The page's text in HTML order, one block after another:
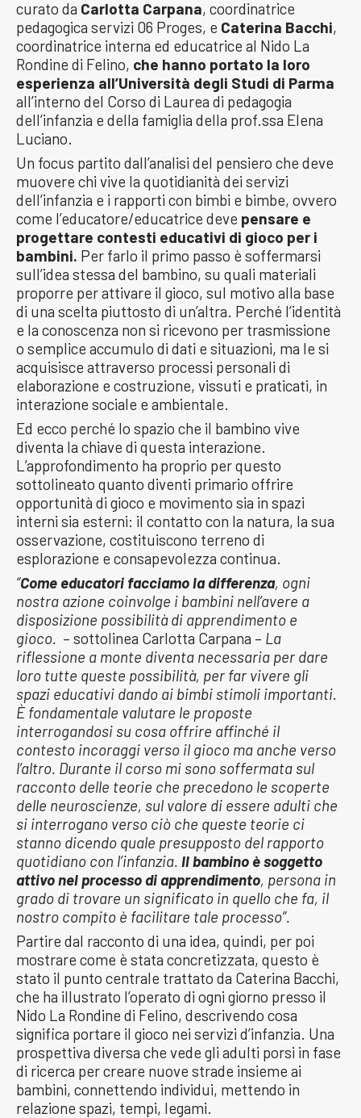
curato da Carlotta Carpana, coordinatrice
pedagogica servizi 06 Proges, e Caterina Bacchi,
coordinatrice interna ed educatrice al Nido La
Rondine di Felino, che hanno portato la loro
esperienza all’Università degli Studi di Parma
all’interno del Corso di Laurea di pedagogia
dell’infanzia e della famiglia della prof.ssa Elena
Luciano.
Un focus partito dall’analisi del pensiero che deve
muovere chi vive la quotidianità dei servizi
dell’infanzia e i rapporti con bimbi e bimbe, ovvero
come l’educatore/educatrice deve pensare e
progettare contesti educativi di gioco per i
bambini. Per farlo il primo passo è soffermarsi
sull’idea stessa del bambino, su quali materiali
proporre per attivare il gioco, sul motivo alla base
di una scelta piuttosto di un’altra. Perché l’identità
e la conoscenza non si ricevono per trasmissione
o semplice accumulo di dati e situazioni, ma le si
acquisisce attraverso processi personali di
elaborazione e costruzione, vissuti e praticati, in
interazione sociale e ambientale.
Ed ecco perché lo spazio che il bambino vive
diventa la chiave di questa interazione.
L’approfondimento ha proprio per questo
sottolineato quanto diventi primario offrire
opportunità di gioco e movimento sia in spazi
interni sia esterni: il contatto con la natura, la sua
osservazione, costituiscono terreno di
esplorazione e consapevolezza continua.
“Come educatori facciamo la differenza, ogni
nostra azione coinvolge i bambini nell’avere a
disposizione possibilità di apprendimento e
gioco. – sottolinea Carlotta Carpana – La
riflessione a monte diventa necessaria per dare
loro tutte queste possibilità, per far vivere gli
spazi educativi dando ai bimbi stimoli importanti.
È fondamentale valutare le proposte
interrogandosi su cosa offrire affinché il
contesto incoraggi verso il gioco ma anche verso
l’altro. Durante il corso mi sono soffermata sul
racconto delle teorie che precedono le scoperte
delle neuroscienze, sul valore di essere adulti che
si interrogano verso ciò che queste teorie ci
stanno dicendo quale presupposto del rapporto
quotidiano con l’infanzia. Il bambino è soggetto
attivo nel processo di apprendimento, persona in
grado di trovare un significato in quello che fa, il
nostro compito è facilitare tale processo”.
Partire dal racconto di una idea, quindi, per poi
mostrare come è stata concretizzata, questo è
stato il punto centrale trattato da Caterina Bacchi,
che ha illustrato l’operato di ogni giorno presso il
Nido La Rondine di Felino, descrivendo cosa
significa portare il gioco nei servizi d’infanzia. Una
prospettiva diversa che vede gli adulti porsi in fase
di ricerca per creare nuove strade insieme ai
bambini, connettendo individui, mettendo in
relazione spazi, tempi, legami.